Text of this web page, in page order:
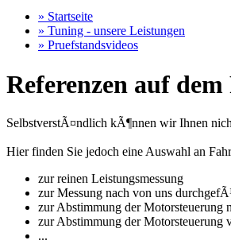
» Startseite
» Tuning - unsere Leistungen
» Pruefstandsvideos
Referenzen auf
SelbstverstÃ¤ndlich kÃ¶nnen wir Ihnen
Hier finden Sie jedoch eine Auswahl an
zur reinen Leistungsmessung
zur Messung nach von uns
zur Abstimmung der Motorsteuerung
zur Abstimmung der Motorsteuerung
...